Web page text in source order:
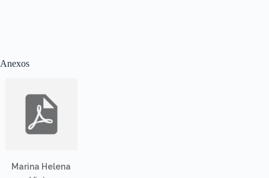
Anexos
Marina Helena